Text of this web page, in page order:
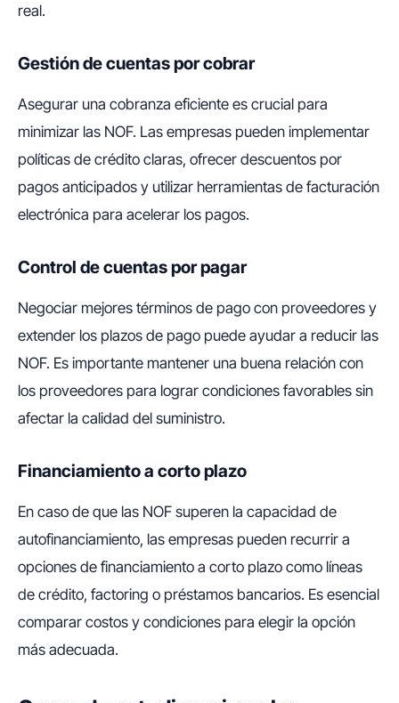
real.
Gestión de cuentas por cobrar
Asegurar una cobranza eficiente es crucial para
minimizar las NOF. Las empresas pueden implementar
políticas de crédito claras, ofrecer descuentos por
pagos anticipados y utilizar herramientas de facturación
electrónica para acelerar los pagos.
Control de cuentas por pagar
Negociar mejores términos de pago con proveedores y
extender los plazos de pago puede ayudar a reducir las
NOF. Es importante mantener una buena relación con
los proveedores para lograr condiciones favorables sin
afectar la calidad del suministro.
Financiamiento a corto plazo
En caso de que las NOF superen la capacidad de
autofinanciamiento, las empresas pueden recurrir a
opciones de financiamiento a corto plazo como líneas
de crédito, factoring o préstamos bancarios. Es esencial
comparar costos y condiciones para elegir la opción
más adecuada.